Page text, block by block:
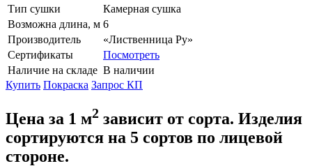
Тип сушки
Камерная сушка
Возможна длина, м 6
Производитель
«Лиственница Ру»
Сертификаты
Посмотреть
Наличие на складе В наличии
Купить Покраска Запрос КП
Цена за 1 м2 зависит от сорта. Изделия
сортируются на 5 сортов по лицевой
стороне.